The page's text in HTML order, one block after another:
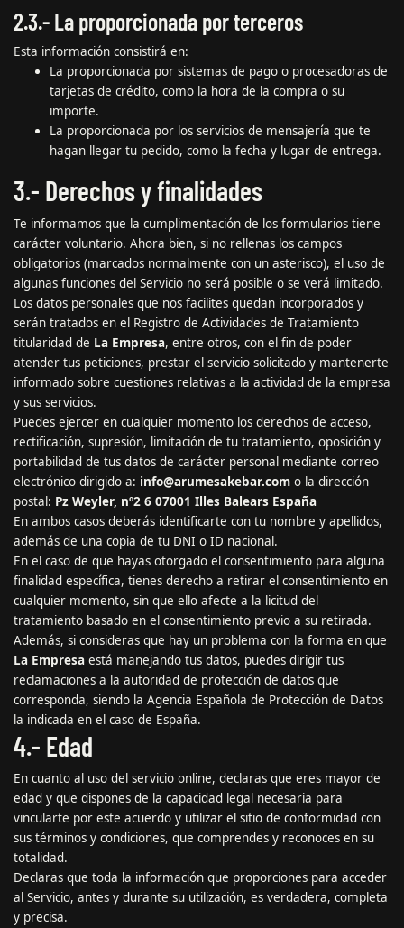
2.3.- La proporcionada por terceros
Esta información consistirá en:
La proporcionada por sistemas de pago o procesadoras de
tarjetas de crédito, como la hora de la compra o su
importe.
La proporcionada por los servicios de mensajería que te
hagan llegar tu pedido, como la fecha y lugar de entrega.
3.- Derechos y finalidades
Te informamos que la cumplimentación de los formularios tiene
carácter voluntario. Ahora bien, si no rellenas los campos
obligatorios (marcados normalmente con un asterisco), el uso de
algunas funciones del Servicio no será posible o se verá limitado.
Los datos personales que nos facilites quedan incorporados y
serán tratados en el Registro de Actividades de Tratamiento
titularidad de La Empresa, entre otros, con el fin de poder
atender tus peticiones, prestar el servicio solicitado y mantenerte
informado sobre cuestiones relativas a la actividad de la empresa
y sus servicios.
Puedes ejercer en cualquier momento los derechos de acceso,
rectificación, supresión, limitación de tu tratamiento, oposición y
portabilidad de tus datos de carácter personal mediante correo
electrónico dirigido a: info@arumesakebar.com o la dirección
postal: Pz Weyler, nº2 6 07001 Illes Balears España
En ambos casos deberás identificarte con tu nombre y apellidos,
además de una copia de tu DNI o ID nacional.
En el caso de que hayas otorgado el consentimiento para alguna
finalidad específica, tienes derecho a retirar el consentimiento en
cualquier momento, sin que ello afecte a la licitud del
tratamiento basado en el consentimiento previo a su retirada.
Además, si consideras que hay un problema con la forma en que
La Empresa está manejando tus datos, puedes dirigir tus
reclamaciones a la autoridad de protección de datos que
corresponda, siendo la Agencia Española de Protección de Datos
la indicada en el caso de España.
4.- Edad
En cuanto al uso del servicio online, declaras que eres mayor de
edad y que dispones de la capacidad legal necesaria para
vincularte por este acuerdo y utilizar el sitio de conformidad con
sus términos y condiciones, que comprendes y reconoces en su
totalidad.
Declaras que toda la información que proporciones para acceder
al Servicio, antes y durante su utilización, es verdadera, completa
y precisa.